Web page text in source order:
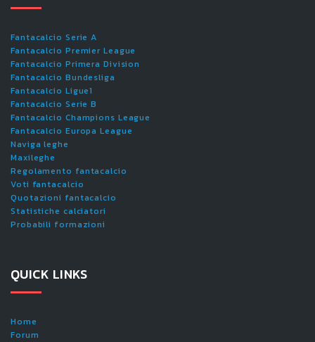
Fantacalcio Serie A
Fantacalcio Premier League
Fantacalcio Primera Division
Fantacalcio Bundesliga
Fantacalcio Ligue1
Fantacalcio Serie B
Fantacalcio Champions League
Fantacalcio Europa League
Naviga leghe
Maxileghe
Regolamento fantacalcio
Voti fantacalcio
Quotazioni fantacalcio
Statistiche calciatori
Probabili formazioni
QUICK LINKS
Home
Forum